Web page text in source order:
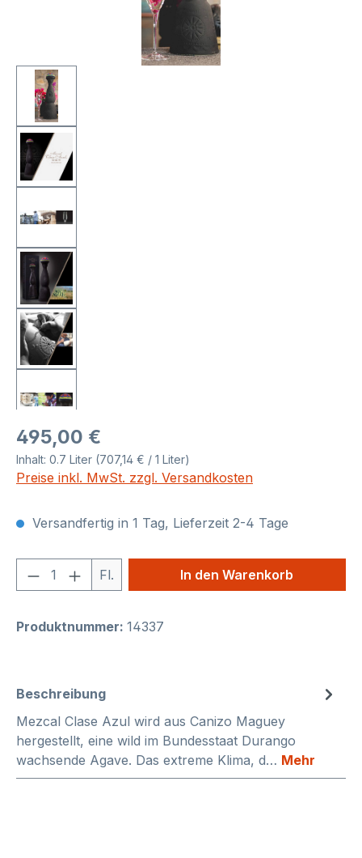
Regulärer Preis:
495,00 €
Inhalt: 0.7 Liter (707,14 € / 1 Liter)
Preise inkl. MwSt. zzgl. Versandkosten
Versandfertig in 1 Tag, Lieferzeit 2-4 Tage
Produkt Anzahl: Gib den
Fl. In den Warenkorb
Produktnummer: 14337
Beschreibung
Mezcal Clase Azul wird aus Canizo Maguey
hergestellt, eine wild im Bundesstaat Durango
wachsende Agave. Das extreme Klima, d… Mehr